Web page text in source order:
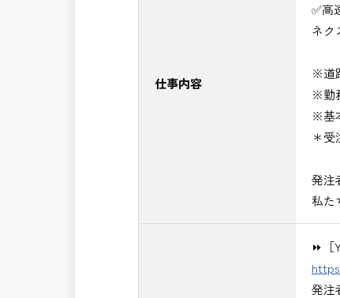
・NEXCO（ネクスコ）施工管理
・NEXCO（ネクスコ）保全調査
・設計コンサルティング業務（数量
・道路許認可審査・適正化指導業務
・建設プロジェクト・マネジメント
※応募書類等の送付方法につきまし
仕事内容
✅高
ネク
※道
※勤
※基
＊受
発注
私た
⏩［
発注